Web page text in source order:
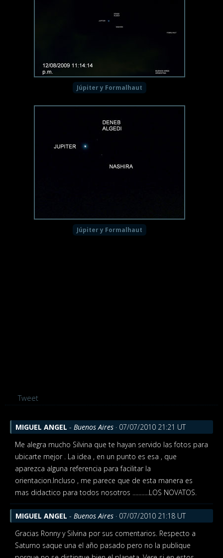
Júpiter y Formalhaut
Júpiter y Formalhaut
Tweet
MIGUEL ANGEL - Buenos Aires · 07/07/2010 21:21 UT
Me alegra mucho Silvina que te hayan servido las fotos para
ubicarte mejor . La idea , en un punto es esa , que
aparezca alguna referencia para facilitar la
orientacion.Incluso , me parece que de esta manera es
mas didactico para todos nosotros ...........LOS NOVATOS.
MIGUEL ANGEL - Buenos Aires · 07/07/2010 21:18 UT
Gracias Ronny y Silvina por sus comentarios. Respecto a
Saturno saque una el año pasado pero no la publique